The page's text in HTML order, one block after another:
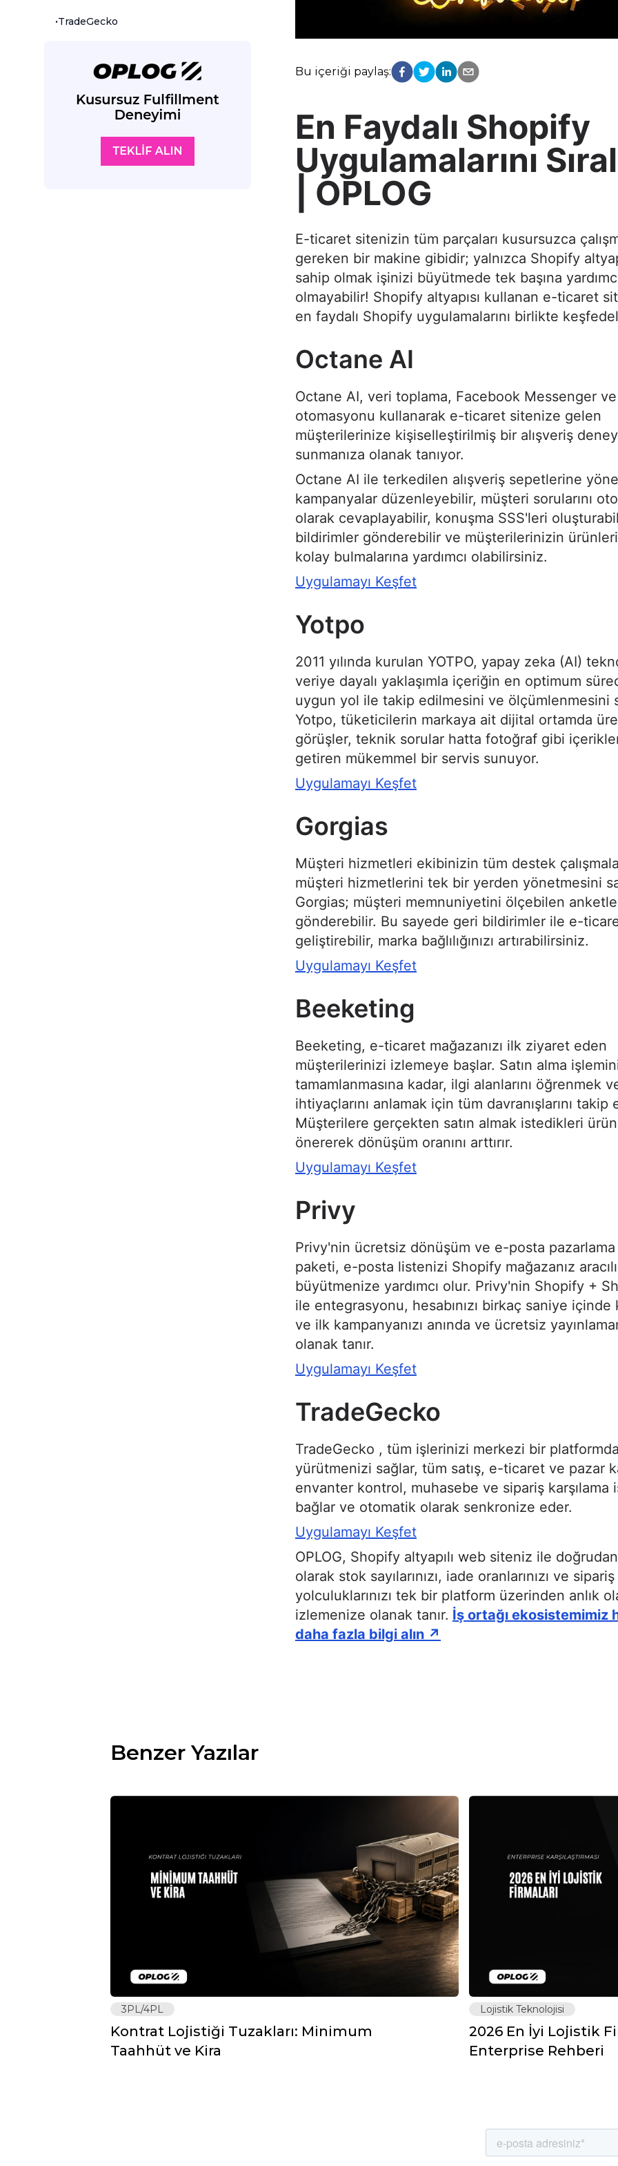
Bu içeriği paylaş:
En Faydalı Shopify
Uygulamalarını
| OPLOG
E-ticaret sitenizin tüm parçaları kusursuzca
gereken bir makine gibidir; yalnızca Shopify
sahip olmak işinizi büyütmede tek başına
olmayabilir! Shopify altyapısı kullanan e-ticaret
en faydalı Shopify uygulamalarını birlikte
Octane AI
Octane AI, veri toplama, Facebook Messenger
otomasyonu kullanarak e-ticaret sitenize gelen
müşterilerinize kişiselleştirilmiş bir alışveriş
sunmanıza olanak tanıyor.
Octane AI ile terkedilen alışveriş sepetlerine
kampanyalar düzenleyebilir, müşteri sorularını
olarak cevaplayabilir, konuşma SSS'leri
bildirimler gönderebilir ve müşterilerinizin
kolay bulmalarına yardımcı olabilirsiniz.
Uygulamayı Keşfet
Yotpo
2011 yılında kurulan YOTPO, yapay zeka (AI)
veriye dayalı yaklaşımla içeriğin en optimum
uygun yol ile takip edilmesini ve ölçümlenmesini
Yotpo, tüketicilerin markaya ait dijital ortamda
görüşler, teknik sorular hatta fotoğraf gibi
getiren mükemmel bir servis sunuyor.
Uygulamayı Keşfet
Gorgias
Müşteri hizmetleri ekibinizin tüm destek
müşteri hizmetlerini tek bir yerden yönetmesini
Gorgias; müşteri memnuniyetini ölçebilen
gönderebilir. Bu sayede geri bildirimler ile e-
geliştirebilir, marka bağlılığınızı artırabilirsiniz.
Uygulamayı Keşfet
Beeketing
Beeketing, e-ticaret mağazanızı ilk ziyaret eden
müşterilerinizi izlemeye başlar. Satın alma
tamamlanmasına kadar, ilgi alanlarını öğrenmek
ihtiyaçlarını anlamak için tüm davranışlarını takip
Müşterilere gerçekten satın almak istedikleri
önererek dönüşüm oranını arttırır.
Uygulamayı Keşfet
Privy
Privy'nin ücretsiz dönüşüm ve e-posta pazarlama
paketi, e-posta listenizi Shopify mağazanız
büyütmenize yardımcı olur. Privy'nin Shopify +
ile entegrasyonu, hesabınızı birkaç saniye içinde
ve ilk kampanyanızı anında ve ücretsiz
olanak tanır.
Uygulamayı Keşfet
TradeGecko
TradeGecko , tüm işlerinizi merkezi bir
yürütmenizi sağlar, tüm satış, e-ticaret ve pazar
envanter kontrol, muhasebe ve sipariş karşılama
bağlar ve otomatik olarak senkronize eder.
Uygulamayı Keşfet
OPLOG, Shopify altyapılı web siteniz ile
olarak stok sayılarınızı, iade oranlarınızı ve sipariş
yolculuklarınızı tek bir platform üzerinden anlık
izlemenize olanak tanır. İş ortağı ekosistemimiz
daha fazla bilgi alın ↗️
•TradeGecko
Benzer Yazılar
3PL/4PL
Kontrat Lojistiği Tuzakları: Minimum
Taahhüt ve Kira
Lojistik Teknolojisi
2026 En İyi Lojistik
Enterprise Rehberi